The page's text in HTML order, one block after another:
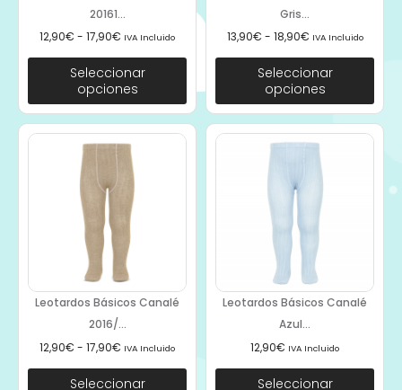
20161...
12,90€ - 17,90€ IVA Incluido
Seleccionar
opciones
Gris...
13,90€ - 18,90€ IVA Incluido
Seleccionar
opciones
Leotardos Básicos Canalé
2016/...
12,90€ - 17,90€ IVA Incluido
Seleccionar
Leotardos Básicos Canalé
Azul...
12,90€ IVA Incluido
Seleccionar